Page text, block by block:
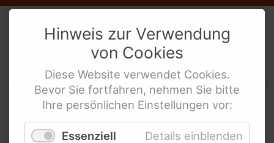
Weibernetze.V.
Politische Interes­sen­ver­tre­tung
behinderte Frauen
Impressum
Hinweis zur Verwendung
von Cookies
Diese Website verwendet Cookies.
Bevor Sie fortfahren, nehmen Sie bitte
Ihre persönlichen Einstellungen vor:
Essenziell Details einblenden